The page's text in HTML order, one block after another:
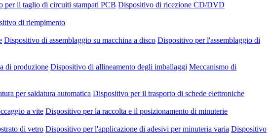
per il taglio di circuiti stampati PCB Dispositivo di ricezione CD/DVD
di riempimento
Dispositivo di assemblaggio su macchina a disco Dispositivo per l'assemblaggio di
di produzione Dispositivo di allineamento degli imballaggi Meccanismo di
per saldatura automatica Dispositivo per il trasporto di schede elettroniche
a vite Dispositivo per la raccolta e il posizionamento di minuterie
di vetro Dispositivo per l'applicazione di adesivi per minuteria varia Dispositivo